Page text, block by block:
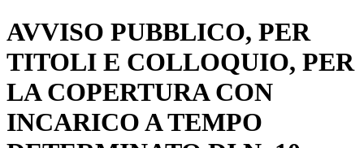
AVVISO PUBBLICO, PER
TITOLI E COLLOQUIO, PER
LA COPERTURA CON
INCARICO A TEMPO